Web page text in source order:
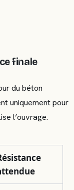
finale
du béton
uniquement pour
l’ouvrage.